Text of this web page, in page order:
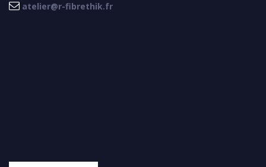
 atelier@r-fibrethik.fr